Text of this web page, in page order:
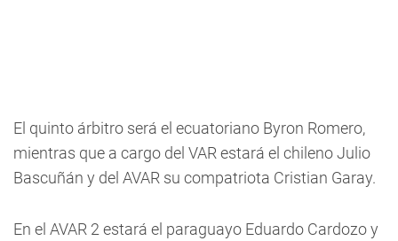
El quinto árbitro será el ecuatoriano Byron Romero,
mientras que a cargo del VAR estará el chileno Julio
Bascuñán y del AVAR su compatriota Cristian Garay.
En el AVAR 2 estará el paraguayo Eduardo Cardozo y